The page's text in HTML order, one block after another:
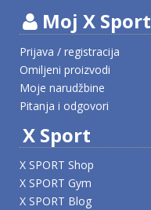
Moj X Sport
Prijava / registracija
Omiljeni proizvodi
Moje narudžbine
Pitanja i odgovori
X Sport
X SPORT Shop
X SPORT Gym
X SPORT Blog